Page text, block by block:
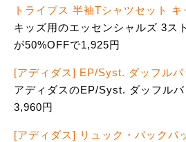
トライプス 半袖Tシャツセット キ
キッズ用のエッセンシャルズ 3ス
が50%OFFで1,925円
[アディダス] EP/Syst. ダッフルバ
アディダスのEP/Syst. ダッフル
3,960円
[アディダス] リュック・バックパ